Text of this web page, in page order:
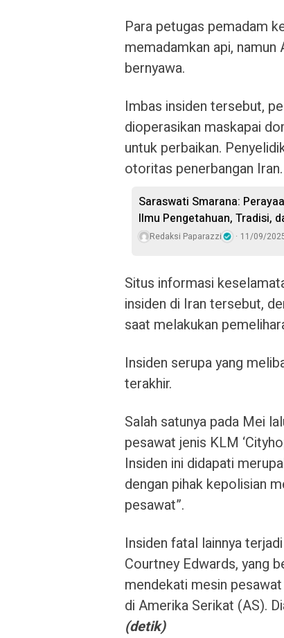
Para petugas pemadam
memadamkan api,
bernyawa.
Imbas insiden tersebut,
dioperasikan maskapai
untuk perbaikan.
otoritas penerbangan Iran.
Saraswati Smarana:
Ilmu Pengetahuan, Tradisi,
Redaksi Paparazzi 11/09/
Situs informasi
insiden di Iran tersebut,
saat melakukan
Insiden serupa yang
terakhir.
Salah satunya pada Mei
pesawat jenis KLM
Insiden ini didapati
dengan pihak kepolisian
pesawat”.
Insiden fatal lainnya
Courtney Edwards, yang
mendekati mesin
di Amerika Serikat (AS).
(detik)